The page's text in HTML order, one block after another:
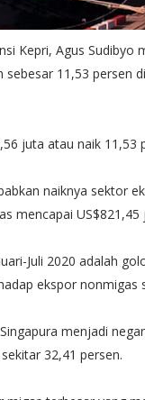
Kepri, Agus
11,53 persen
juta atau naik 11,53
naiknya sektor
mencapai
Juli 2020 adalah
ekspor nonmigas
menjadi
32,41 persen.